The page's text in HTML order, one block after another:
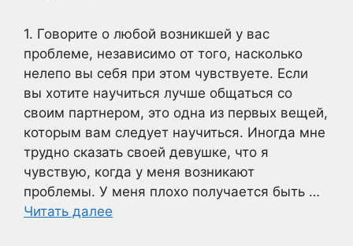
1. Говорите о любой возникшей у вас
проблеме, независимо от того, насколько
нелепо вы себя при этом чувствуете. Если
вы хотите научиться лучше общаться со
своим партнером, это одна из первых вещей,
которым вам следует научиться. Иногда мне
трудно сказать своей девушке, что я
чувствую, когда у меня возникают
проблемы. У меня плохо получается быть …
Читать далее